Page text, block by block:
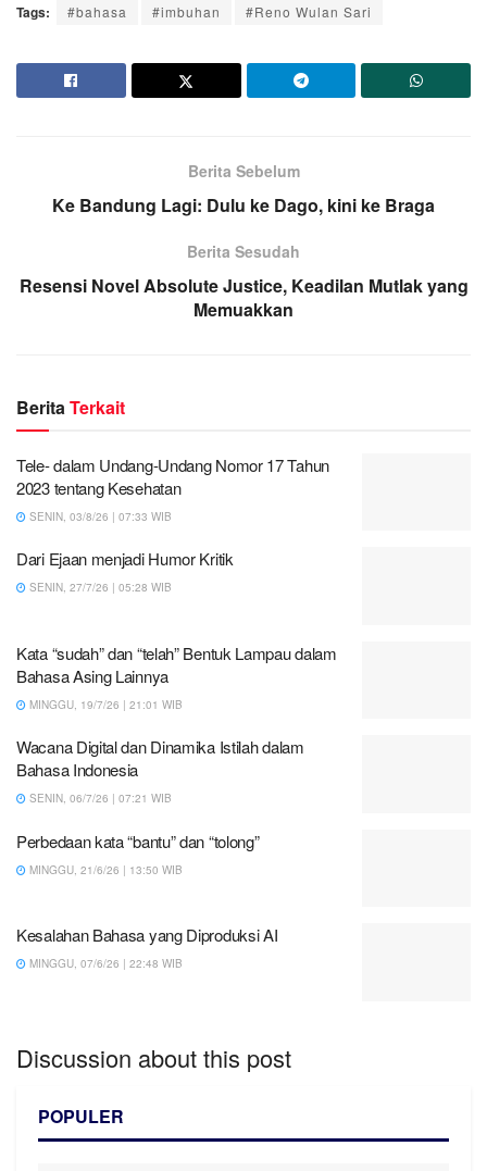
Tags: #bahasa #imbuhan #Reno Wulan Sari
Berita Sebelum
Ke Bandung Lagi: Dulu ke Dago, kini ke Braga
Berita Sesudah
Resensi Novel Absolute Justice, Keadilan Mutlak yang
Memuakkan
BeritaTerkait
Tele- dalam Undang-Undang Nomor 17 Tahun
2023 tentang Kesehatan
SENIN, 03/8/26 | 07:33 WIB
Dari Ejaan menjadi Humor Kritik
SENIN, 27/7/26 | 05:28 WIB
Kata “sudah” dan “telah” Bentuk Lampau dalam
Bahasa Asing Lainnya
MINGGU, 19/7/26 | 21:01 WIB
Wacana Digital dan Dinamika Istilah dalam
Bahasa Indonesia
SENIN, 06/7/26 | 07:21 WIB
Perbedaan kata “bantu” dan “tolong”
MINGGU, 21/6/26 | 13:50 WIB
Kesalahan Bahasa yang Diproduksi AI
MINGGU, 07/6/26 | 22:48 WIB
Discussion about this post
POPULER